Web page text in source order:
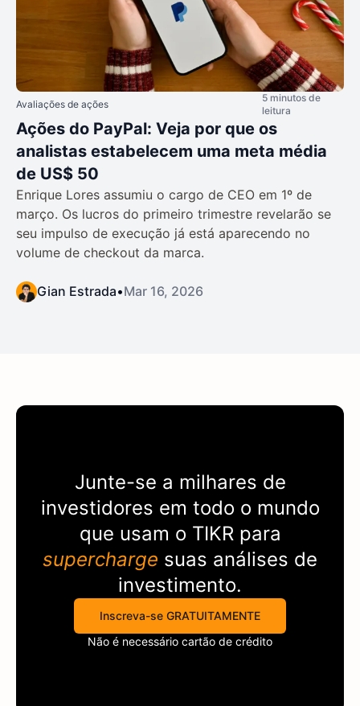
Avaliações de ações
5 minutos de
leitura
Ações do PayPal: Veja por que os
analistas estabelecem uma meta média
de US$ 50
Enrique Lores assumiu o cargo de CEO em 1º de
março. Os lucros do primeiro trimestre revelarão se
seu impulso de execução já está aparecendo no
volume de checkout da marca.
Gian Estrada•Mar 16, 2026
Junte-se a milhares de
investidores em todo o mundo
que usam o TIKR para
supercharge suas análises de
investimento.
Inscreva-se GRATUITAMENTE
Não é necessário cartão de crédito